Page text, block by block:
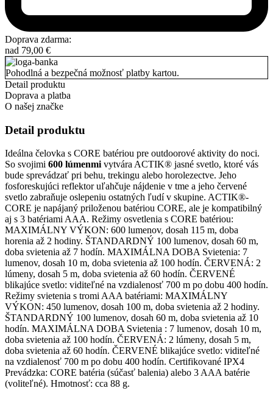
Doprava zdarma:
nad 79,00 €
Pohodlná a bezpečná možnosť platby kartou.
Detail produktu
Doprava a platba
O našej značke
Detail produktu
Ideálna čelovka s CORE batériou pre outdoorové aktivity do noci.
So svojimi 600 lúmenmi vytvára ACTIK® jasné svetlo, ktoré vás
bude sprevádzať pri behu, trekingu alebo horolezectve. Jeho
fosforeskujúci reflektor uľahčuje nájdenie v tme a jeho červené
svetlo zabraňuje oslepeniu ostatných ľudí v skupine. ACTIK®-
CORE je napájaný priloženou batériou CORE, ale je kompatibilný
aj s 3 batériami AAA. Režimy osvetlenia s CORE batériou:
MAXIMÁLNY VÝKON: 600 lumenov, dosah 115 m, doba
horenia až 2 hodiny. ŠTANDARDNÝ 100 lumenov, dosah 60 m,
doba svietenia až 7 hodín. MAXIMÁLNA DOBA Svietenia: 7
lumenov, dosah 10 m, doba svietenia až 100 hodín. ČERVENÁ: 2
lúmeny, dosah 5 m, doba svietenia až 60 hodín. ČERVENÉ
blikajúce svetlo: viditeľné na vzdialenosť 700 m po dobu 400 hodín.
Režimy svietenia s tromi AAA batériami: MAXIMÁLNY
VÝKON: 450 lumenov, dosah 100 m, doba svietenia až 2 hodiny.
ŠTANDARDNÝ 100 lumenov, dosah 60 m, doba svietenia až 10
hodín. MAXIMÁLNA DOBA Svietenia : 7 lumenov, dosah 10 m,
doba svietenia až 100 hodín. ČERVENÁ: 2 lúmeny, dosah 5 m,
doba svietenia až 60 hodín. ČERVENÉ blikajúce svetlo: viditeľné
na vzdialenosť 700 m po dobu 400 hodín. Certifikované IPX4
Prevádzka: CORE batéria (súčasť balenia) alebo 3 AAA batérie
(voliteľné). Hmotnosť: cca 88 g.